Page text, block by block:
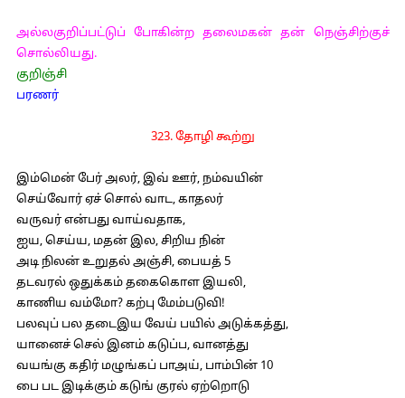
அல்லகுறிப்பட்டுப் போகின்ற தலைமகன் தன் நெஞ்சிற்குச்
சொல்லியது.
குறிஞ்சி
பரணர்
323. தோழி கூற்று
இம்மென் பேர் அலர், இவ் ஊர், நம்வயின்
செய்வோர் ஏச் சொல் வாட, காதலர்
வருவர் என்பது வாய்வதாக,
ஐய, செய்ய, மதன் இல, சிறிய நின்
அடி நிலன் உறுதல் அஞ்சி, பையத் 5
தடவரல் ஒதுக்கம் தகைகொள இயலி,
காணிய வம்மோ? கற்பு மேம்படுவி!
பலவுப் பல தடைஇய வேய் பயில் அடுக்கத்து,
யானைச் செல் இனம் கடுப்ப, வானத்து
வயங்கு கதிர் மழுங்கப் பாஅய், பாம்பின் 10
பை பட இடிக்கும் கடுங் குரல் ஏற்றொடு